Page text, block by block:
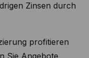
Zinsen durch
profitieren
Sie Angebote